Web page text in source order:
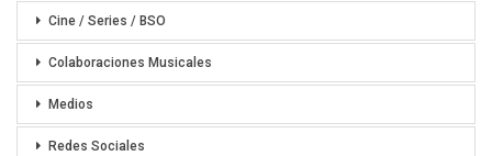
Cine / Series / BSO
Colaboraciones Musicales
Medios
Redes Sociales